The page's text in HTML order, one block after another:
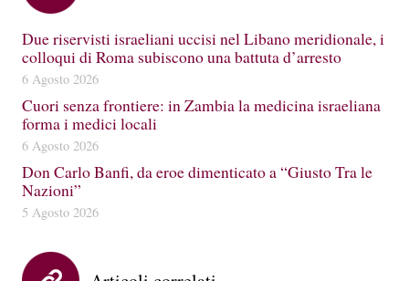
Due riservisti israeliani uccisi nel Libano meridionale, i
colloqui di Roma subiscono una battuta d’arresto
6 Agosto 2026
Cuori senza frontiere: in Zambia la medicina israeliana
forma i medici locali
6 Agosto 2026
Don Carlo Banfi, da eroe dimenticato a “Giusto Tra le
Nazioni”
5 Agosto 2026